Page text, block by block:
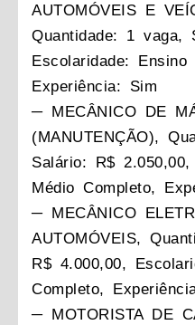
AUTOMÓVEIS E
Quantidade: 1 vaga,
Escolaridade:
Experiência: Sim
─ MECÂNICO DE
(MANUTENÇÃO),
Salário: R$
Médio Completo,
─ MECÂNICO
AUTOMÓVEIS,
R$ 4.000,00,
Completo,
─ MOTORISTA DE